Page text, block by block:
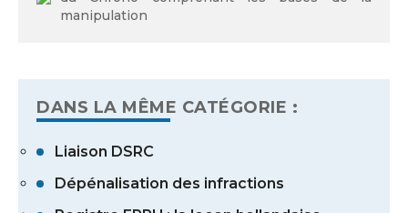
manipulation
DANS LA MÊME CATÉGORIE :
Liaison DSRC
Dépénalisation des infractions